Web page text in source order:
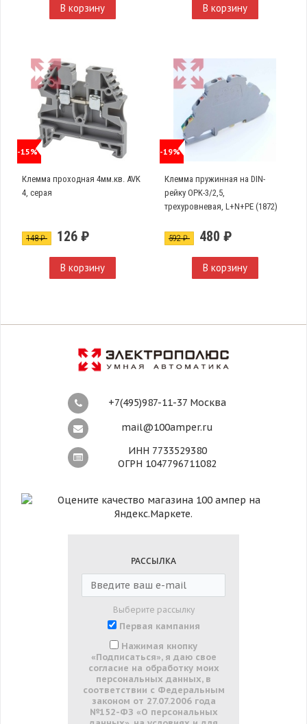
В корзину В корзину
-15%
Клемма проходная 4мм.кв. AVK
4, серая
148 ₽ 126 ₽
В корзину
-19%
Клемма пружинная на DIN-
рейку OPK-3/2,5,
трехуровневая, L+N+PE (1872)
592 ₽ 480 ₽
В корзину
+7(495)987-11-37 Москва
mail@100amper.ru
ИНН 7733529380
ОГРН 1047796711082
РАССЫЛКА
Выберите рассылку
Первая кампания
Нажимая кнопку
«Подписаться», я даю свое
согласие на обработку моих
персональных данных, в
соответствии с Федеральным
законом от 27.07.2006 года
№152-ФЗ «О персональных